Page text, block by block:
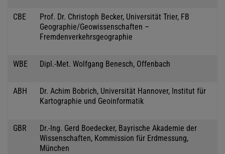
CBE
Prof. Dr. Christoph Becker, Universität Trier, FB
Geographie/Geowissenschaften –
Fremdenverkehrsgeographie
WBE Dipl.-Met. Wolfgang Benesch, Offenbach
ABH
Dr. Achim Bobrich, Universität Hannover, Institut für
Kartographie und Geoinformatik
GBR
Dr.-Ing. Gerd Boedecker, Bayrische Akademie der
Wissenschaften, Kommission für Erdmessung,
München